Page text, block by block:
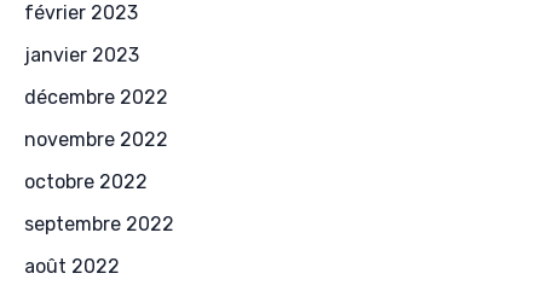
février 2023
janvier 2023
décembre 2022
novembre 2022
octobre 2022
septembre 2022
août 2022